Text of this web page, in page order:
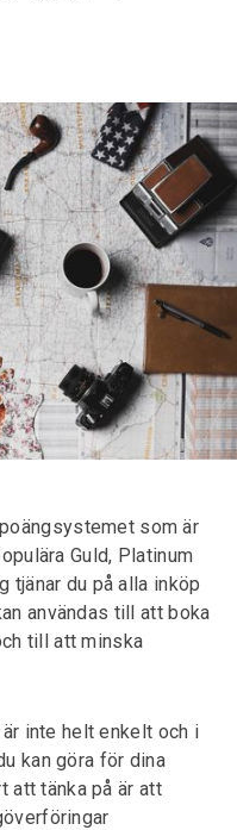
som är
Guld, Platinum
tjänar du på alla inköp
användas till att boka
till att minska
inte helt enkelt och i
kan göra för dina
att tänka på är att